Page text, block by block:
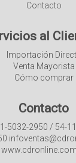
Contacto
al
Importación
Venta Mayorista
Cómo comprar
Contacto
5032-2950 / 54-